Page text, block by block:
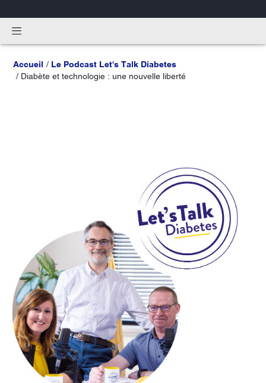
Accueil
Le Podcast Let's Talk Diabetes
Diabète et technologie : une nouvelle liberté